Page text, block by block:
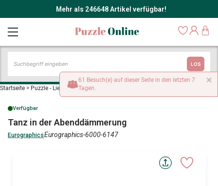
Mehr als 246648 Artikel verfügbar!
LOS
Startseite > Puzzle - Liebe und Zärtlichkeit
Verfügbar
Tanz in der Abenddämmerung
EurographicsEurographics-6000-6147
×
61 Besuch(e) auf dieser Seite in den letzten 7
Tagen.